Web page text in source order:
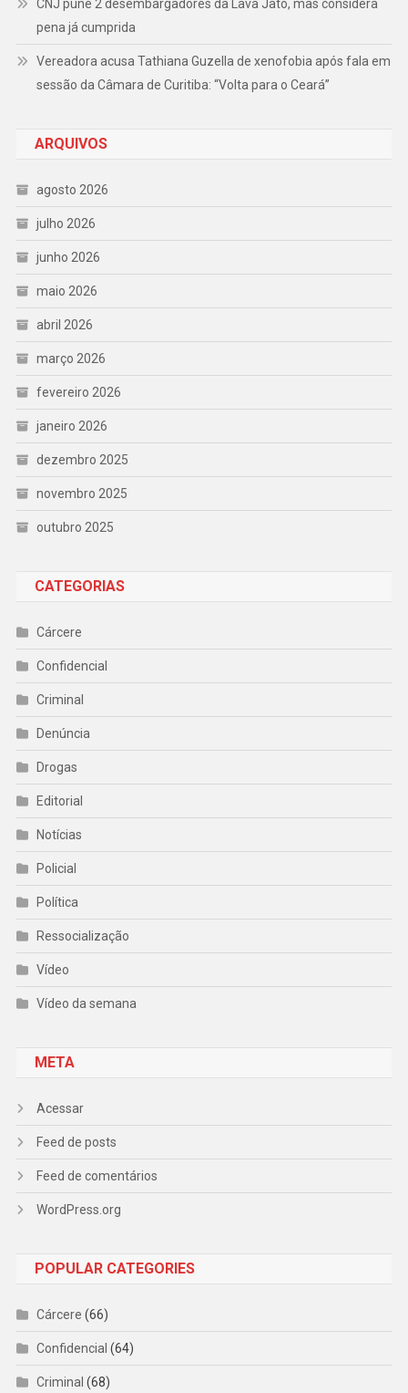
CNJ pune 2 desembargadores da Lava Jato, mas considera
pena já cumprida
Vereadora acusa Tathiana Guzella de xenofobia após fala em
sessão da Câmara de Curitiba: “Volta para o Ceará”
ARQUIVOS
agosto 2026
julho 2026
junho 2026
maio 2026
abril 2026
março 2026
fevereiro 2026
janeiro 2026
dezembro 2025
novembro 2025
outubro 2025
CATEGORIAS
Cárcere
Confidencial
Criminal
Denúncia
Drogas
Editorial
Notícias
Policial
Política
Ressocialização
Vídeo
Vídeo da semana
META
Acessar
Feed de posts
Feed de comentários
WordPress.org
POPULAR CATEGORIES
Cárcere (66)
Confidencial (64)
Criminal (68)